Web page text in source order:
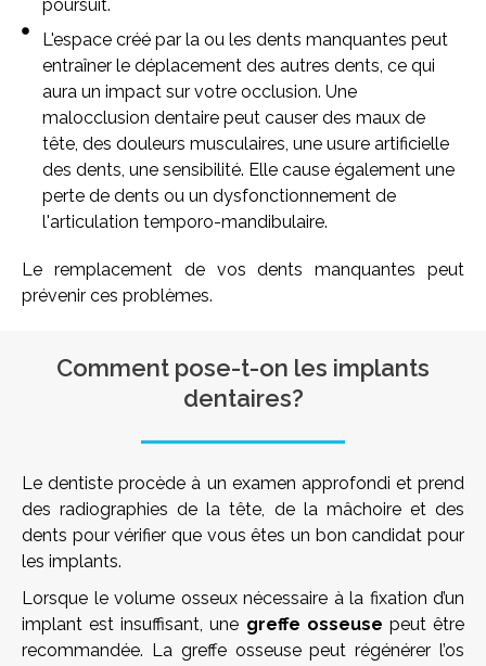
poursuit.
L'espace créé par la ou les dents manquantes peut
entraîner le déplacement des autres dents, ce qui
aura un impact sur votre occlusion. Une
malocclusion dentaire peut causer des maux de
tête, des douleurs musculaires, une usure artificielle
des dents, une sensibilité. Elle cause également une
perte de dents ou un dysfonctionnement de
l'articulation temporo-mandibulaire.
Le remplacement de vos dents manquantes peut
prévenir ces problèmes.
Comment pose-t-on les implants
dentaires?
Le dentiste procède à un examen approfondi et prend
des radiographies de la tête, de la mâchoire et des
dents pour vérifier que vous êtes un bon candidat pour
les implants.
Lorsque le volume osseux nécessaire à la fixation d’un
implant est insuffisant, une greffe osseuse peut être
recommandée. La greffe osseuse peut régénérer l’os